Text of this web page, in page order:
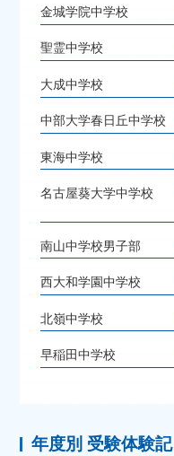
金城学院中学校
聖霊中学校
大成中学校
中部大学春日丘中学校
東海中学校
名古屋葵大学中学校
南山中学校男子部
西大和学園中学校
北嶺中学校
早稲田中学校
年度別 受験体験記